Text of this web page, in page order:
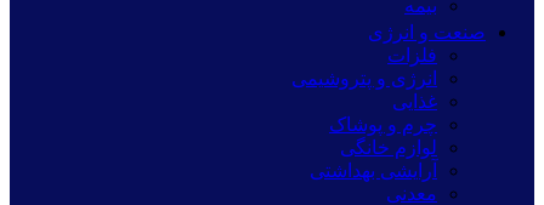
بیمه
صنعت و انرژی
فلزات
انرژی و پتروشیمی
غذایی
چرم و پوشاک
لوازم خانگی
آرایشی بهداشتی
معدنی